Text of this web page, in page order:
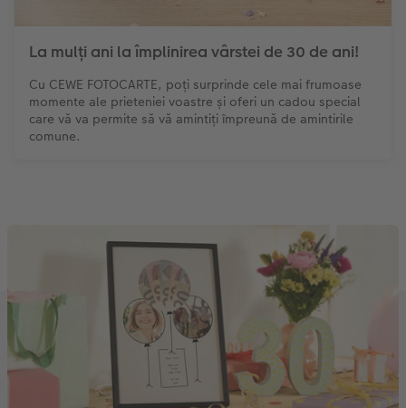
La mulți ani la împlinirea vârstei de 30 de ani!
Cu CEWE FOTOCARTE, poți surprinde cele mai frumoase
momente ale prieteniei voastre și oferi un cadou special
care vă va permite să vă amintiți împreună de amintirile
comune.